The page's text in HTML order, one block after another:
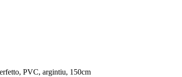
PVC, argintiu, 150cm